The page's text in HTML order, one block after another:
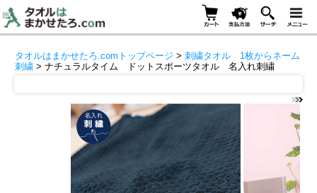
タオルはまかせたろ.comトップページ > 刺繍タオル 1枚からネーム
刺繍 > ナチュラルタイム ドットスポーツタオル 名入れ刺繍